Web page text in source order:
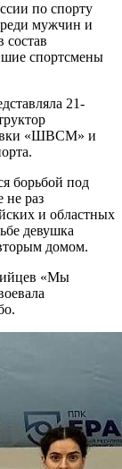
по спорту
мужчин и
спортсмены
21-
«ШВСМ» и
борьбой под
не раз
и областных
девушка
домом.
«Мы